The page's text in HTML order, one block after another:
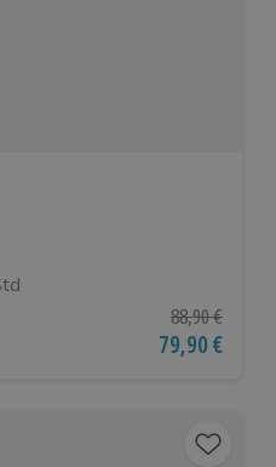
auf 101 Bewertungen
88,90 €
Aktueller
79,90 €